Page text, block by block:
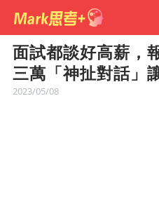
面試都談好高薪，
三萬「神扯對話」
2023/05/08